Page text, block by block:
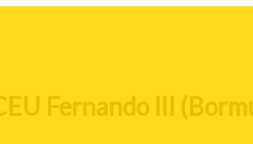
Fernando III